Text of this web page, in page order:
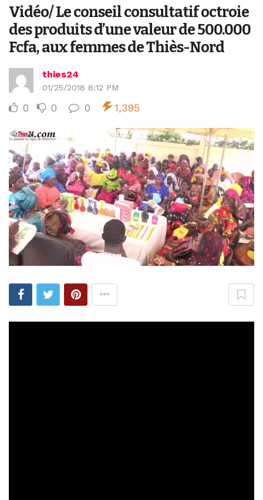
Vidéo/ Le conseil consultatif octroie
des produits d’une valeur de 500.000
Fcfa, aux femmes de Thiès-Nord
thies24
01/25/2018 8:12 PM
0 0 0 1,395